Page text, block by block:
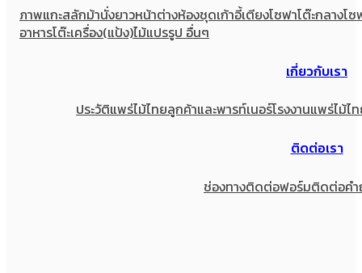
ภาพแกะสลักม้านั่งยาวหน้าต่างห้องชุดเก้าอี้เตียงโซฟาโต๊ะกลางโซ
อาหารโต๊ะเครื่อง(แป้ง)ไม้แปรรูป อื่นๆ
เกี่ยวกับเรา
ประวัติแพร่ไม้ไทยลูกค้าและพารท์เนอร์โรงงานแพร่ไม้ไ
ติดต่อเรา
ช่องทางติดต่อฟอร์มติดต่อค